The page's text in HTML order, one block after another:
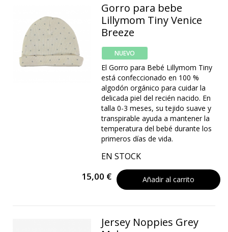
Gorro para bebe
Lillymom Tiny Venice
Breeze
NUEVO
El Gorro para Bebé Lillymom Tiny
está confeccionado en 100 %
algodón orgánico para cuidar la
delicada piel del recién nacido. En
talla 0-3 meses, su tejido suave y
transpirable ayuda a mantener la
temperatura del bebé durante los
primeros días de vida.
EN STOCK
15,00 € Añadir al carrito
Jersey Noppies Grey